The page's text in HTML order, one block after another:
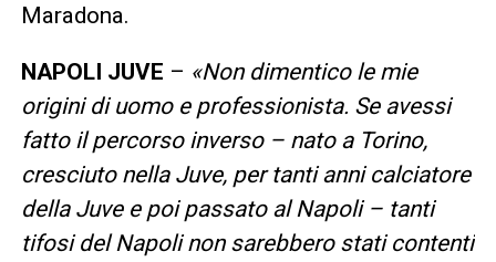
Maradona.
NAPOLI JUVE – «Non dimentico le mie
origini di uomo e professionista. Se avessi
fatto il percorso inverso – nato a Torino,
cresciuto nella Juve, per tanti anni calciatore
della Juve e poi passato al Napoli – tanti
tifosi del Napoli non sarebbero stati contenti